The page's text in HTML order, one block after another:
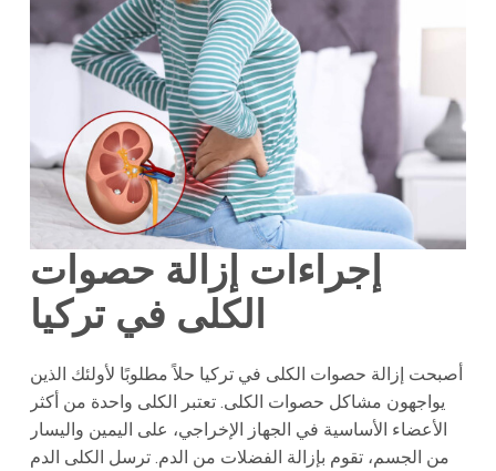
إجراءات إزالة حصوات
الكلى في تركيا
أصبحت إزالة حصوات الكلى في تركيا حلاً مطلوبًا لأولئك الذين
يواجهون مشاكل حصوات الكلى. تعتبر الكلى واحدة من أكثر
الأعضاء الأساسية في الجهاز الإخراجي، على اليمين واليسار
من الجسم، تقوم بإزالة الفضلات من الدم. ترسل الكلى الدم